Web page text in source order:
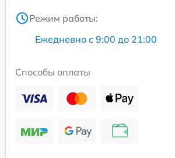
Режим работы:
Ежедневно с 9:00 до 21:00
Способы оплаты